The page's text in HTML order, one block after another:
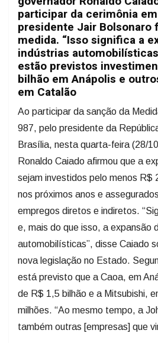
participar da cerimônia
presidente Jair Bolsonaro
medida. “Isso significa a
indústrias
estão previstos
bilhão em Anápolis e
em Catalão
Ao participar da sanção da
987, pelo presidente da
Brasília, nesta quarta-feira (28/
Ronaldo Caiado afirmou que a
sejam investidos pelo menos R$
nos próximos anos e
empregos diretos e indiretos.
e, mais do que isso, a expansão
automobilísticas”, disse Caiado
nova legislação no Estado.
está previsto que a Caoa, em
de R$ 1,5 bilhão e a Mitsubishi,
milhões. “Ao mesmo tempo, a
também outras [empresas] que